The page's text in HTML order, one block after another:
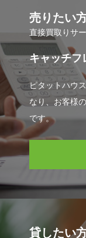
売りたい
直接買取りサ
キャッチフ
ピタットハウ
なり、お客様
です。
貸したい